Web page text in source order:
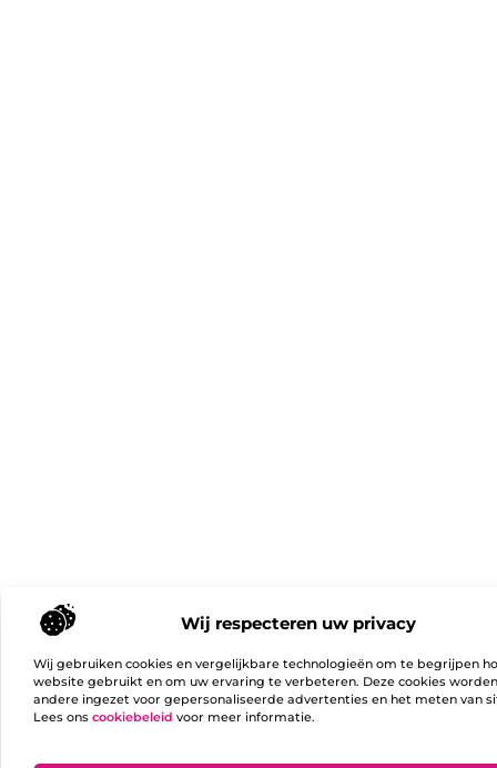
Wij respecteren uw privacy
Wij gebruiken cookies en vergelijkbare technologieën om te begrijpen
website gebruikt en om uw ervaring te verbeteren. Deze cookies
andere ingezet voor gepersonaliseerde advertenties en het meten van
Lees ons cookiebeleid voor meer informatie.